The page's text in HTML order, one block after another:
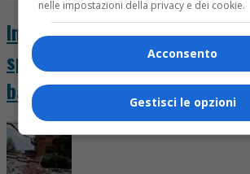
Incendio in alta Valsessera,
sposta verso il Cavallero:
baite
nelle impostazioni della privacy e dei cookie.
Acconsento
Gestisci le opzioni